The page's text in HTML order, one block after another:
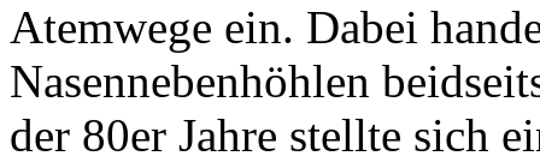
Atemwege ein. Dabei
Nasennebenhöhlen
der 80er Jahre stellte sich